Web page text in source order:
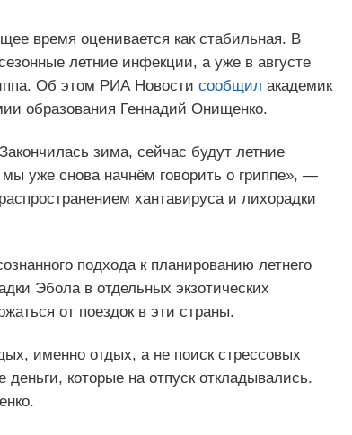
время оценивается как стабильная. В
летние инфекции, а уже в августе
Об этом РИА Новости сообщил академик
образования Геннадий Онищенко.
зима, сейчас будут летние
уже снова начнём говорить о гриппе», —
хантавируса и лихорадки
подхода к планированию летнего
Эбола в отдельных экзотических
от поездок в эти страны.
именно отдых, а не поиск стрессовых
которые на отпуск откладывались.